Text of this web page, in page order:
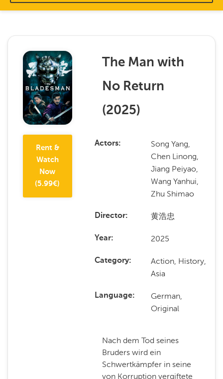
Rent &
Watch
Now
(5.99€)
The Man with
No Return
(2025)
Actors
Song Yang,
Chen Linong,
Jiang Peiyao,
Wang Yanhui,
Zhu Shimao
Director 黄浩忠
Year 2025
Category
Action, History,
Asia
Language
German,
Original
Nach dem Tod seines
Bruders wird ein
Schwertkämpfer in seine
von Korruption vergiftete